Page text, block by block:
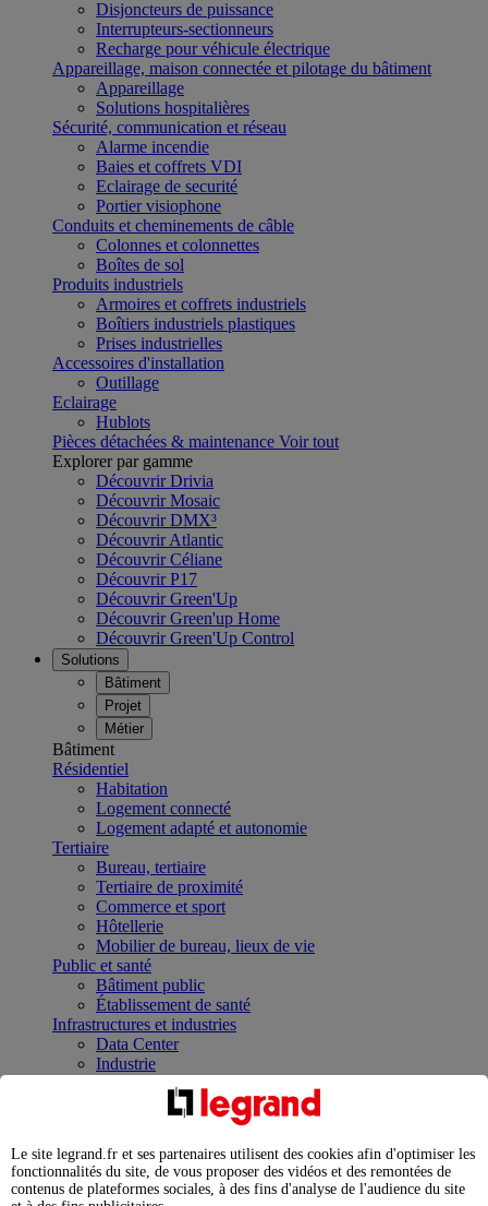
Disjoncteurs de puissance
Interrupteurs-sectionneurs
Recharge pour véhicule électrique
Appareillage, maison connectée et pilotage du bâtiment
Appareillage
Solutions hospitalières
Sécurité, communication et réseau
Alarme incendie
Baies et coffrets VDI
Eclairage de securité
Portier visiophone
Conduits et cheminements de câble
Colonnes et colonnettes
Boîtes de sol
Produits industriels
Armoires et coffrets industriels
Boîtiers industriels plastiques
Prises industrielles
Accessoires d'installation
Outillage
Eclairage
Hublots
Pièces détachées & maintenance Voir tout
Explorer par gamme
Découvrir Drivia
Découvrir Mosaic
Découvrir DMX³
Découvrir Atlantic
Découvrir Céliane
Découvrir P17
Découvrir Green'Up
Découvrir Green'up Home
Découvrir Green'Up Control
Solutions
Bâtiment
Projet
Métier
Bâtiment
Résidentiel
Habitation
Logement connecté
Logement adapté et autonomie
Tertiaire
Bureau, tertiaire
Tertiaire de proximité
Commerce et sport
Hôtellerie
Mobilier de bureau, lieux de vie
Public et santé
Bâtiment public
Établissement de santé
Infrastructures et industries
Data Center
Industrie
Infrastructures
Contrôler et planifier le fonctionnement des appareils
Répartir et optimiser son tableau électrique
Legrand Data Center Solutions : concentrer les
expertises au service de vos performances
Le site legrand.fr et ses partenaires utilisent des cookies afin d'optimiser les
fonctionnalités du site, de vous proposer des vidéos et des remontées de
contenus de plateformes sociales, à des fins d'analyse de l'audience du site